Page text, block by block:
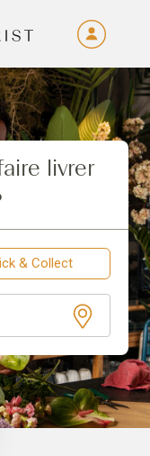
livrer
& Collect